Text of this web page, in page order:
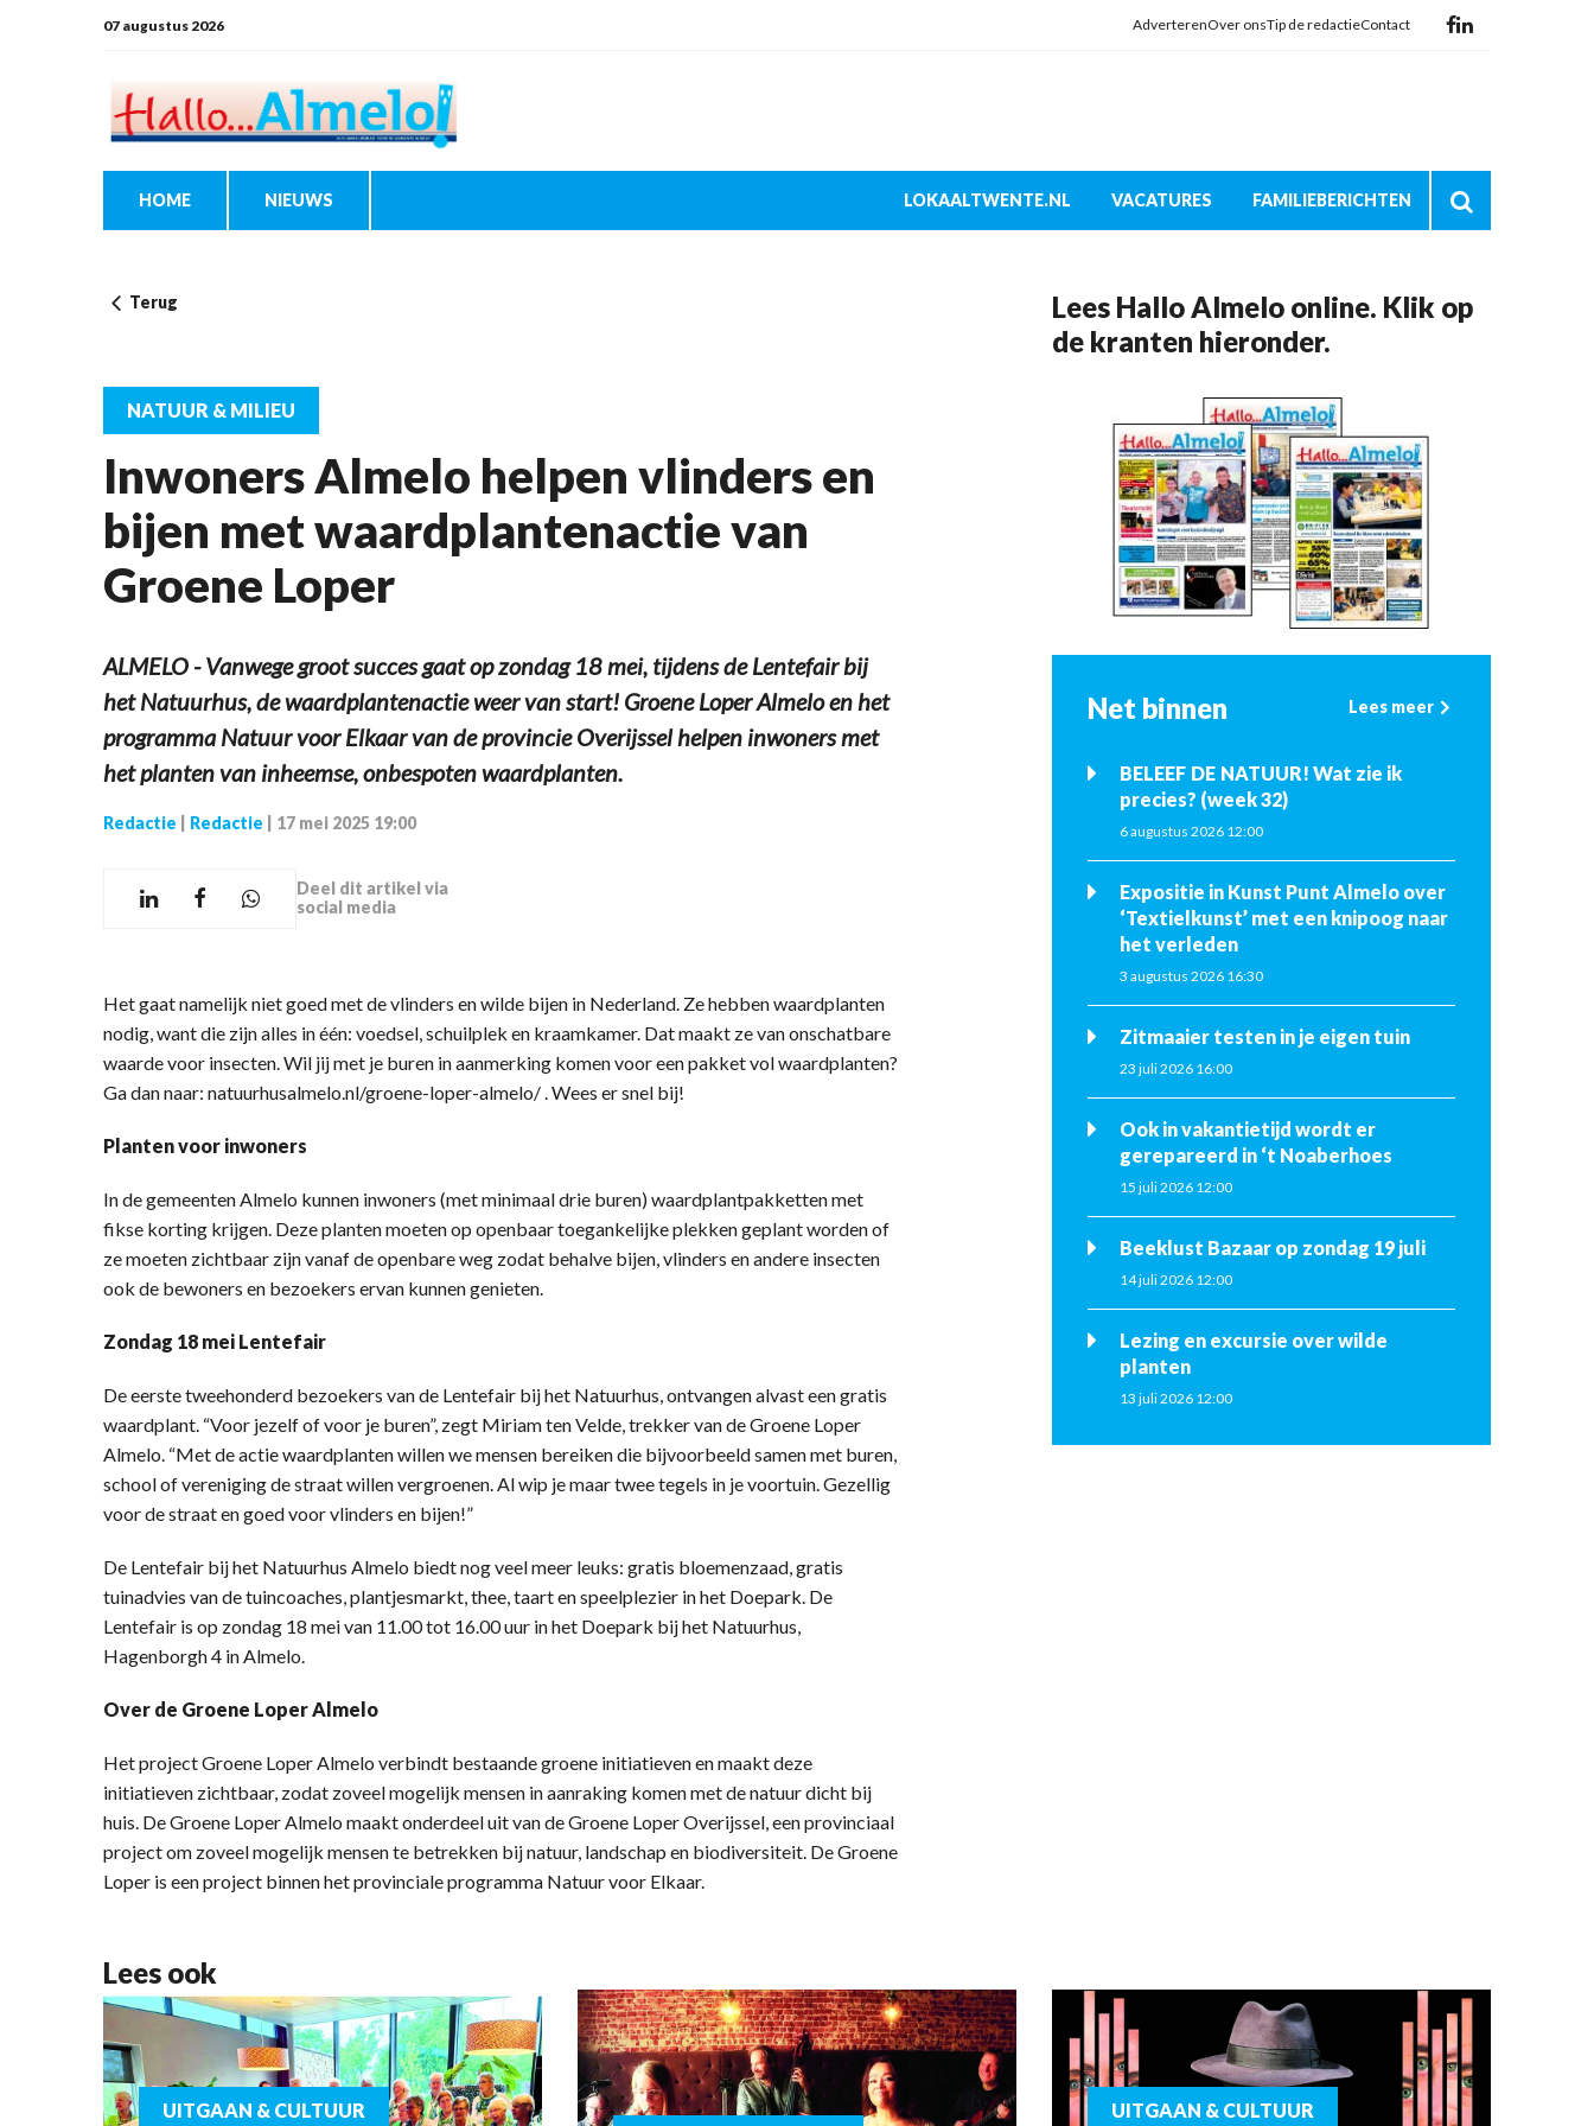
07 augustus 2026 AdverterenOver onsTip de redactieContact
HOME NIEUWS LOKAALTWENTE.NL VACATURES FAMILIEBERICHTEN
Terug
NATUUR & MILIEU
Inwoners Almelo helpen vlinders en
bijen met waardplantenactie van
Groene Loper
ALMELO - Vanwege groot succes gaat op zondag 18 mei, tijdens de Lentefair bij
het Natuurhus, de waardplantenactie weer van start! Groene Loper Almelo en het
programma Natuur voor Elkaar van de provincie Overijssel helpen inwoners met
het planten van inheemse, onbespoten waardplanten.
Redactie Redactie 17 mei 2025 19:00
Deel dit artikel via
social media
Het gaat namelijk niet goed met de vlinders en wilde bijen in Nederland. Ze hebben waardplanten
nodig, want die zijn alles in één: voedsel, schuilplek en kraamkamer. Dat maakt ze van onschatbare
waarde voor insecten. Wil jij met je buren in aanmerking komen voor een pakket vol waardplanten?
Ga dan naar: natuurhusalmelo.nl/groene-loper-almelo/ . Wees er snel bij!
Planten voor inwoners
In de gemeenten Almelo kunnen inwoners (met minimaal drie buren) waardplantpakketten met
fikse korting krijgen. Deze planten moeten op openbaar toegankelijke plekken geplant worden of
ze moeten zichtbaar zijn vanaf de openbare weg zodat behalve bijen, vlinders en andere insecten
ook de bewoners en bezoekers ervan kunnen genieten.
Zondag 18 mei Lentefair
De eerste tweehonderd bezoekers van de Lentefair bij het Natuurhus, ontvangen alvast een gratis
waardplant. “Voor jezelf of voor je buren”, zegt Miriam ten Velde, trekker van de Groene Loper
Almelo. “Met de actie waardplanten willen we mensen bereiken die bijvoorbeeld samen met buren,
school of vereniging de straat willen vergroenen. Al wip je maar twee tegels in je voortuin. Gezellig
voor de straat en goed voor vlinders en bijen!”
De Lentefair bij het Natuurhus Almelo biedt nog veel meer leuks: gratis bloemenzaad, gratis
tuinadvies van de tuincoaches, plantjesmarkt, thee, taart en speelplezier in het Doepark. De
Lentefair is op zondag 18 mei van 11.00 tot 16.00 uur in het Doepark bij het Natuurhus,
Hagenborgh 4 in Almelo.
Over de Groene Loper Almelo
Het project Groene Loper Almelo verbindt bestaande groene initiatieven en maakt deze
initiatieven zichtbaar, zodat zoveel mogelijk mensen in aanraking komen met de natuur dicht bij
huis. De Groene Loper Almelo maakt onderdeel uit van de Groene Loper Overijssel, een provinciaal
project om zoveel mogelijk mensen te betrekken bij natuur, landschap en biodiversiteit. De Groene
Loper is een project binnen het provinciale programma Natuur voor Elkaar.
Lees Hallo Almelo online. Klik op
de kranten hieronder.
Net binnen Lees meer
BELEEF DE NATUUR! Wat zie ik
precies? (week 32)
6 augustus 2026 12:00
Expositie in Kunst Punt Almelo over
‘Textielkunst’ met een knipoog naar
het verleden
3 augustus 2026 16:30
Zitmaaier testen in je eigen tuin
23 juli 2026 16:00
Ook in vakantietijd wordt er
gerepareerd in ‘t Noaberhoes
15 juli 2026 12:00
Beeklust Bazaar op zondag 19 juli
14 juli 2026 12:00
Lezing en excursie over wilde
planten
13 juli 2026 12:00
Lees ook
UITGAAN & CULTUUR UITGAAN & CULTUUR